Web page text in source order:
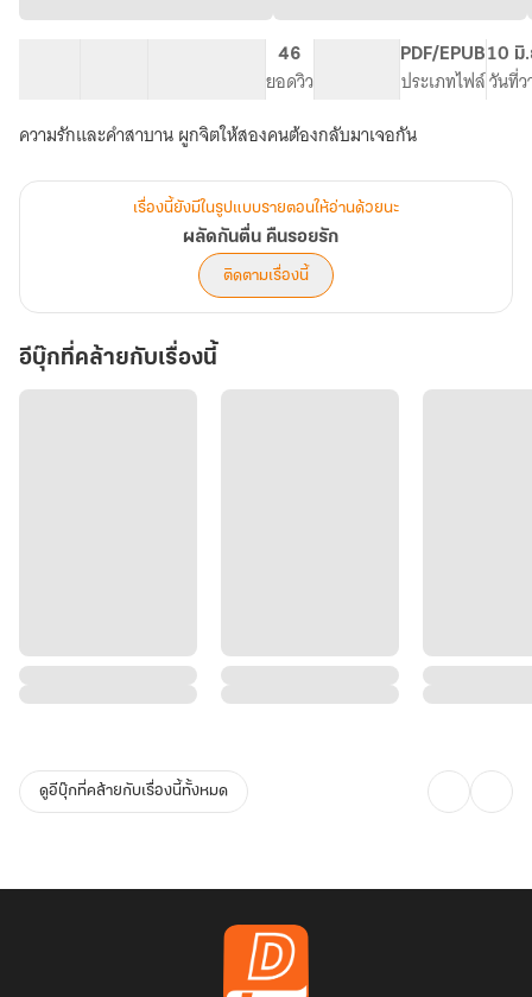
คืน
รอย
รัก
46
ยอดวิว
PDF/EPUB
ประเภทไฟล์
10 มิ
วันที่ว
ความรักและคำสาบาน ผูกจิตให้สองคนต้องกลับมาเจอกัน
เรื่องนี้ยังมีในรูปแบบรายตอนให้อ่านด้วยนะ
ผลัดกันตื่น คืนรอยรัก
ติดตามเรื่องนี้
อีบุ๊กที่คล้ายกับเรื่องนี้
ดูอีบุ๊กที่คล้ายกับเรื่องนี้ทั้งหมด